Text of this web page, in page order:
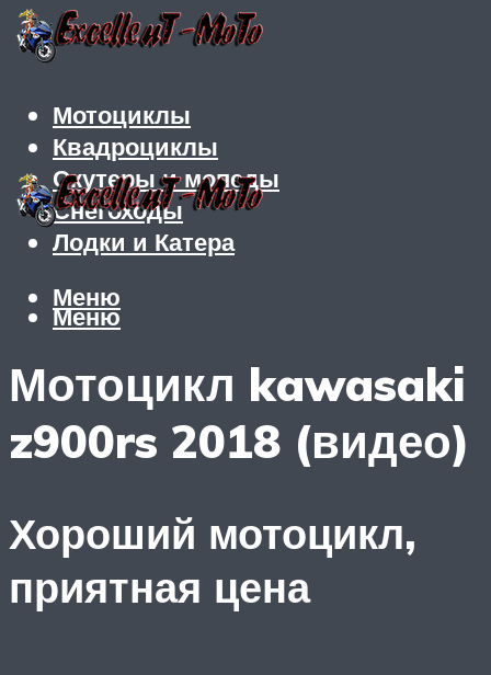
Мотоциклы
Квадроциклы
Скутеры и мопеды
Снегоходы
Лодки и Катера
Меню
Меню
Мотоцикл kawasaki
z900rs 2018 (видео)
Хороший мотоцикл,
приятная цена